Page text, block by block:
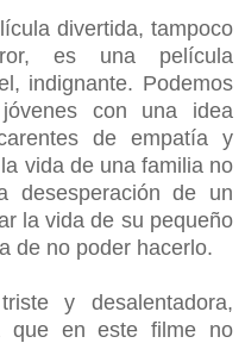
divertida, tampoco
es una película
indignante. Podemos
con una idea
de empatía y
vida de una familia no
desesperación de un
la vida de su pequeño
de no poder hacerlo.
y desalentadora,
que en este filme no